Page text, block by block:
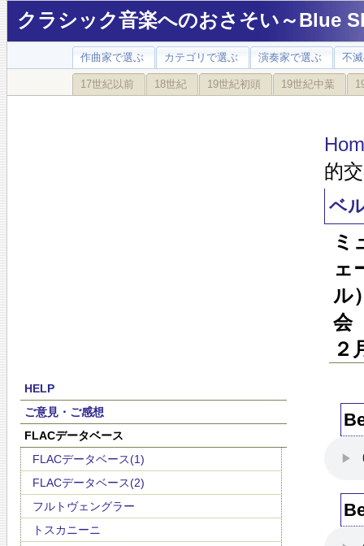
クラシック音楽へのおさそい～Blue
作曲家で選ぶ カテゴリで選ぶ 演奏家で選ぶ 不
17世紀以前 18世紀 19世紀初頭 19世紀中葉
HELP
ご意見・ご感想
FLACデータベース
FLACデータベース(1)
FLACデータベース(2)
フルトヴェングラー
トスカニーニ
的
ベ
ミ
ェ
ル
会
２